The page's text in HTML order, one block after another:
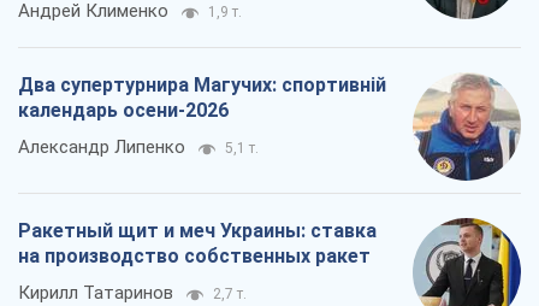
Андрей Клименко 1,9 т.
Два супертурнира Магучих: спортивній
календарь осени-2026
Александр Липенко 5,1 т.
Ракетный щит и меч Украины: ставка
на производство собственных ракет
Кирилл Татаринов 2,7 т.